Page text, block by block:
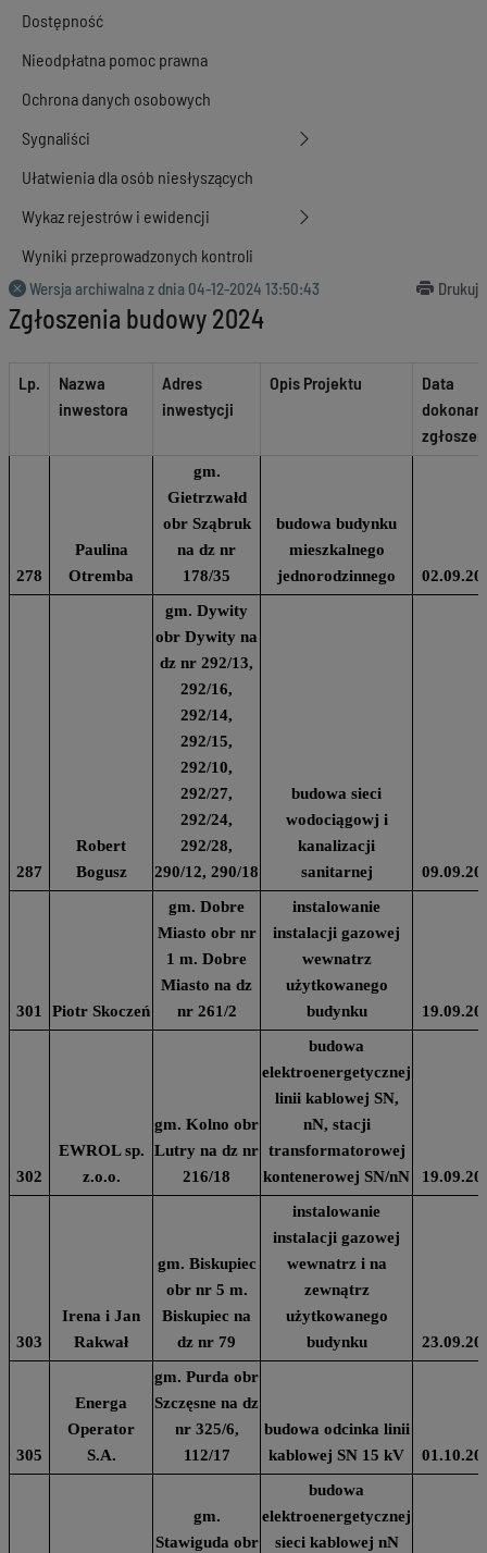
Dostępność
Nieodpłatna pomoc prawna
Ochrona danych osobowych
Sygnaliści
Ułatwienia dla osób niesłyszących
Wykaz rejestrów i ewidencji
Wyniki przeprowadzonych kontroli
Wersja archiwalna z dnia 04-12-2024 13:50:43 Drukuj
Zgłoszenia budowy 2024
Lp.
Nazwa
inwestora
Adres
inwestycji
Opis Projektu
Data
278
Paulina
Otremba
gm.
Gietrzwałd
obr Sząbruk
na dz nr
178/35
budowa budynku
mieszkalnego
jednorodzinnego
287
Robert
Bogusz
gm. Dywity
obr Dywity na
dz nr 292/13,
292/16,
292/14,
292/15,
292/10,
292/27,
292/24,
292/28,
290/12, 290/18
budowa sieci
wodociągowj i
kanalizacji
sanitarnej
301 Piotr Skoczeń
gm. Dobre
Miasto obr nr
1 m. Dobre
Miasto na dz
nr 261/2
instalowanie
instalacji gazowej
wewnatrz
użytkowanego
budynku
302
EWROL sp.
z.o.o.
gm. Kolno obr
Lutry na dz nr
216/18
budowa
elektroenergetycznej
linii kablowej SN,
nN, stacji
transformatorowej
kontenerowej SN/nN
303
Irena i Jan
Rakwał
gm. Biskupiec
obr nr 5 m.
Biskupiec na
dz nr 79
instalowanie
instalacji gazowej
wewnatrz i na
zewnątrz
użytkowanego
budynku
305
Energa
Operator
S.A.
gm. Purda obr
Szczęsne na dz
nr 325/6,
112/17
budowa odcinka linii
kablowej SN 15 kV
gm.
Stawiguda obr
budowa
elektroenergetycznej
sieci kablowej nN